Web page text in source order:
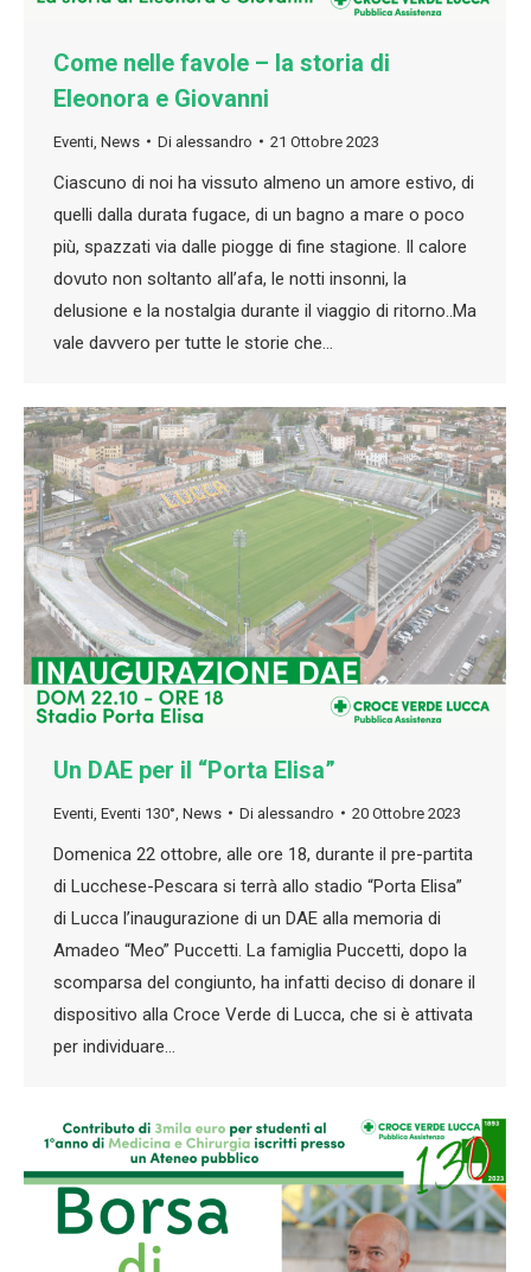
Come nelle favole – la storia di
Eleonora e Giovanni
Eventi News Di alessandro 21 Ottobre 2023
Ciascuno di noi ha vissuto almeno un amore estivo, di
quelli dalla durata fugace, di un bagno a mare o poco
più, spazzati via dalle piogge di fine stagione. Il calore
dovuto non soltanto all’afa, le notti insonni, la
delusione e la nostalgia durante il viaggio di ritorno..Ma
vale davvero per tutte le storie che…
Un DAE per il “Porta Elisa”
Eventi Eventi 130° News Di alessandro 20 Ottobre 2023
Domenica 22 ottobre, alle ore 18, durante il pre-partita
di Lucchese-Pescara si terrà allo stadio “Porta Elisa”
di Lucca l’inaugurazione di un DAE alla memoria di
Amadeo “Meo” Puccetti. La famiglia Puccetti, dopo la
scomparsa del congiunto, ha infatti deciso di donare il
dispositivo alla Croce Verde di Lucca, che si è attivata
per individuare…